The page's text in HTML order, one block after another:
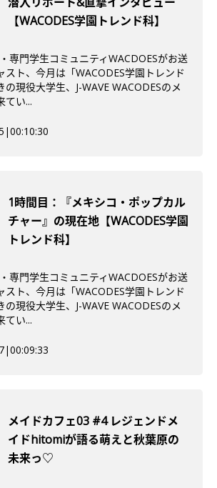
【WACODES学園トレンド科】
専門学生コミュニティWACDOESがお送
スト、今月は「WACODES学園トレンド
現役大学生、J-WAVE WACODESのメ
てい...
|00:10:30
1時間目：『メキシコ・ポップカル
チャー』の現在地【WACODES学園
トレンド科】
専門学生コミュニティWACDOESがお送
スト、今月は「WACODES学園トレンド
現役大学生、J-WAVE WACODESのメ
てい...
|00:09:33
メイドカフェ03 #4 レジェンドメ
イドhitomiが語る萌えと秋葉原の
未来っ♡